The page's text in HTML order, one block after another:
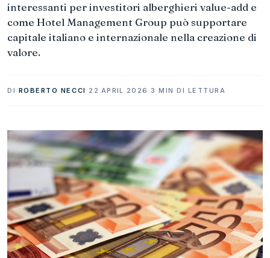
interessanti per investitori alberghieri value-add e
come Hotel Management Group può supportare
capitale italiano e internazionale nella creazione di
valore.
DI ROBERTO NECCI · 22 APRIL 2026 · 3 MIN DI LETTURA